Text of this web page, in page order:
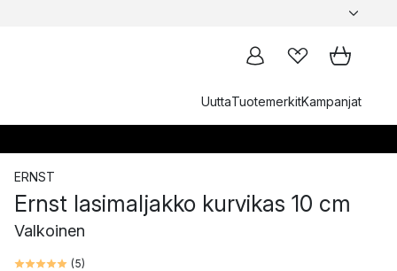
UuttaTuotemerkitKampanjat
ERNST
Ernst lasimaljakko kurvikas 10 cm
Valkoinen
(5)